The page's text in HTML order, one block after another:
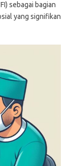
sebagai bagian
yang signifikan